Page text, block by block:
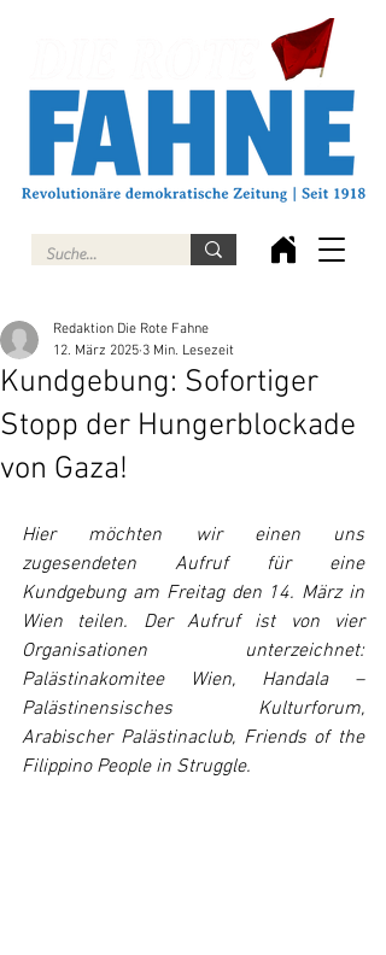
Kundgebung: Sofortiger
Stopp der Hungerblockade
von Gaza!
Redaktion Die Rote Fahne
12. März 2025 3 Min. Lesezeit
Hier möchten wir einen uns
zugesendeten Aufruf für eine
Kundgebung am Freitag den 14. März in
Wien teilen. Der Aufruf ist von vier
Organisationen unterzeichnet:
Palästinakomitee Wien, Handala –
Palästinensisches Kulturforum,
Arabischer Palästinaclub, Friends of the
Filippino People in Struggle.